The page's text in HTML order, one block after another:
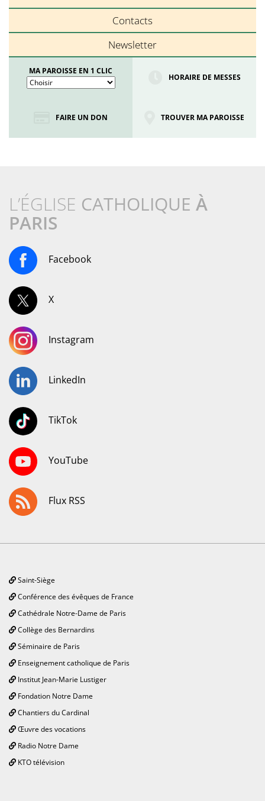
Contacts
Newsletter
MA PAROISSE EN 1 CLIC
HORAIRE DE MESSES
FAIRE UN DON TROUVER MA PAROISSE
L’ÉGLISE CATHOLIQUE À
PARIS
Facebook
X
Instagram
LinkedIn
TikTok
YouTube
Flux RSS
Saint-Siège
Conférence des évêques de France
Cathédrale Notre-Dame de Paris
Collège des Bernardins
Séminaire de Paris
Enseignement catholique de Paris
Institut Jean-Marie Lustiger
Fondation Notre Dame
Chantiers du Cardinal
Œuvre des vocations
Radio Notre Dame
KTO télévision